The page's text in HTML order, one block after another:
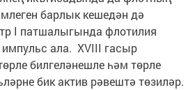
барлык кешедән дә
I патшалыгында флотилия
импульс ала. XVIII гасыр
билгеләнешле һәм төрле
бик актив рәвештә төзиләр.